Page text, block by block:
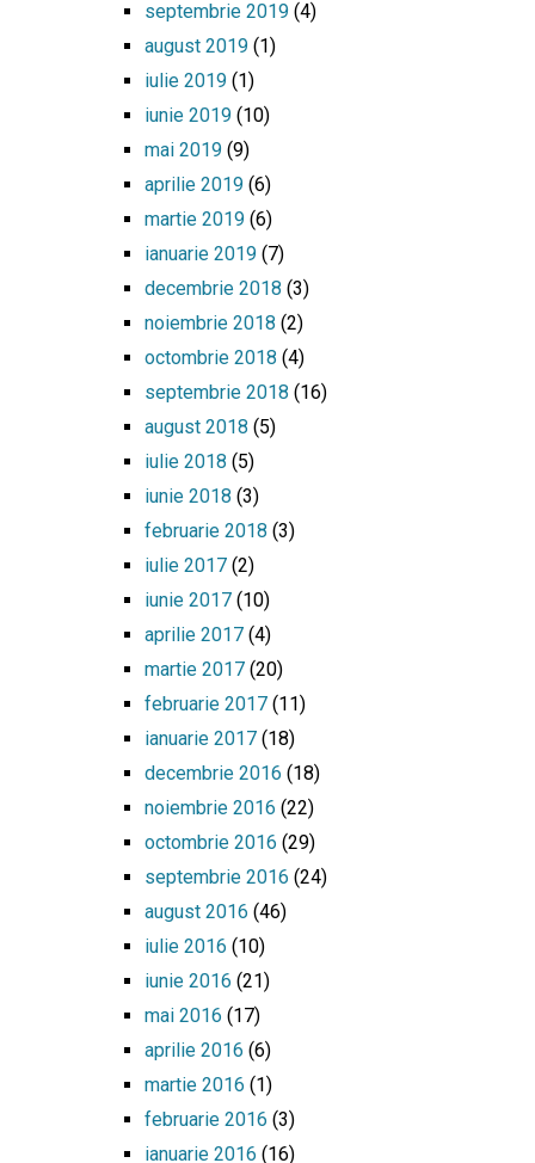
septembrie 2019(4)
august 2019(1)
iulie 2019(1)
iunie 2019(10)
mai 2019(9)
aprilie 2019(6)
martie 2019(6)
ianuarie 2019(7)
decembrie 2018 (3)
noiembrie 2018 (2)
octombrie 2018 (4)
septembrie 2018 (16)
august 2018 (5)
iulie 2018 (5)
iunie 2018 (3)
februarie 2018 (3)
iulie 2017(2)
iunie 2017(10)
aprilie 2017(4)
martie 2017(20)
februarie 2017(11)
ianuarie 2017(18)
decembrie 2016 (18)
noiembrie 2016 (22)
octombrie 2016 (29)
septembrie 2016 (24)
august 2016 (46)
iulie 2016 (10)
iunie 2016 (21)
mai 2016 (17)
aprilie 2016 (6)
martie 2016 (1)
februarie 2016 (3)
ianuarie 2016 (16)